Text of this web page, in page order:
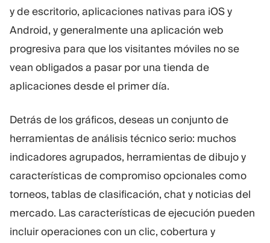
y de escritorio, aplicaciones nativas para iOS y
Android, y generalmente una aplicación web
progresiva para que los visitantes móviles no se
vean obligados a pasar por una tienda de
aplicaciones desde el primer día.
Detrás de los gráficos, deseas un conjunto de
herramientas de análisis técnico serio: muchos
indicadores agrupados, herramientas de dibujo y
características de compromiso opcionales como
torneos, tablas de clasificación, chat y noticias del
mercado. Las características de ejecución pueden
incluir operaciones con un clic, cobertura y